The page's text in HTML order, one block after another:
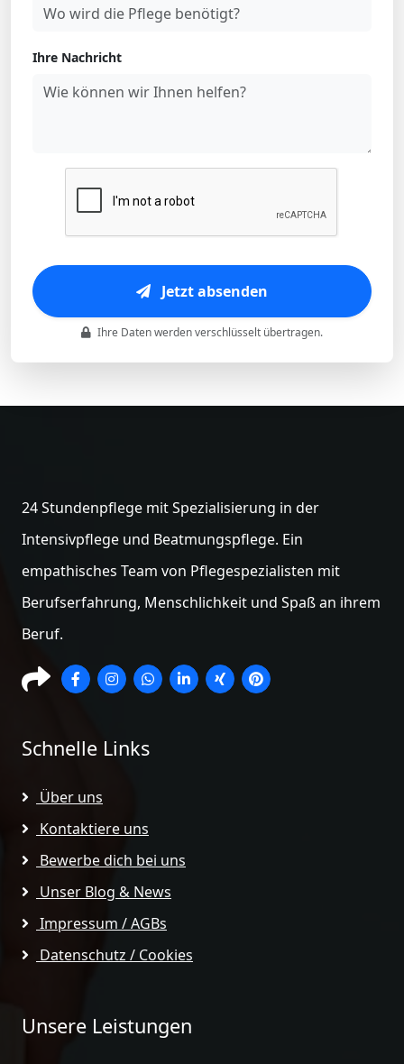
Ihre Nachricht
Jetzt absenden
Ihre Daten werden verschlüsselt übertragen.
24 Stundenpflege mit Spezialisierung in der
Intensivpflege und Beatmungspflege. Ein
empathisches Team von Pflegespezialisten mit
Berufserfahrung, Menschlichkeit und Spaß an ihrem
Beruf.
Schnelle Links
Über uns
Kontaktiere uns
Bewerbe dich bei uns
Unser Blog & News
Impressum / AGBs
Datenschutz / Cookies
Unsere Leistungen